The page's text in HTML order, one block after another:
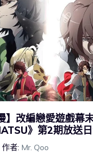
】改編戀愛遊戲幕
》第2期放送日
作者: Mr. Qoo